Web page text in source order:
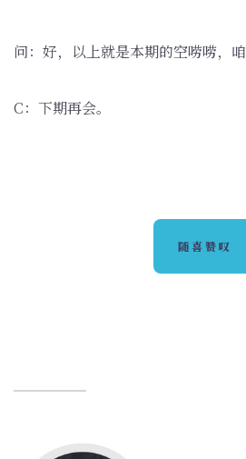
问：好，以上就是本期的空唠唠，咱
C：下期再会。
随喜赞叹